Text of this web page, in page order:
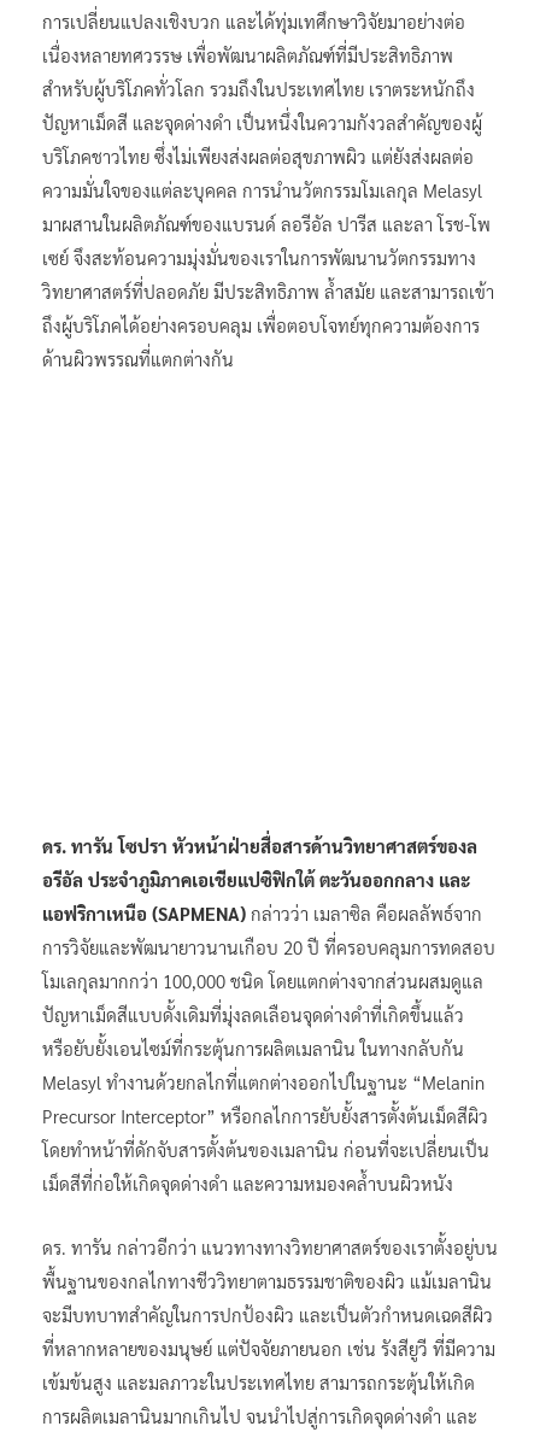
การเปลี่ยนแปลงเชิงบวก และได้ทุ่มเทศึกษาวิจัยมาอย่างต่อ
เนื่องหลายทศวรรษ เพื่อพัฒนาผลิตภัณฑ์ที่มีประสิทธิภาพ
สำหรับผู้บริโภคทั่วโลก รวมถึงในประเทศไทย เราตระหนักถึง
ปัญหาเม็ดสี และจุดด่างดำ เป็นหนึ่งในความกังวลสำคัญของผู้
บริโภคชาวไทย ซึ่งไม่เพียงส่งผลต่อสุขภาพผิว แต่ยังส่งผลต่อ
ความมั่นใจของแต่ละบุคคล การนำนวัตกรรมโมเลกุล Melasyl
มาผสานในผลิตภัณฑ์ของแบรนด์ ลอรีอัล ปารีส และลา โรช-โพ
เซย์ จึงสะท้อนความมุ่งมั่นของเราในการพัฒนานวัตกรรมทาง
วิทยาศาสตร์ที่ปลอดภัย มีประสิทธิภาพ ล้ำสมัย และสามารถเข้า
ถึงผู้บริโภคได้อย่างครอบคลุม เพื่อตอบโจทย์ทุกความต้องการ
ด้านผิวพรรณที่แตกต่างกัน
ดร. ทารัน โซปรา หัวหน้าฝ่ายสื่อสารด้านวิทยาศาสตร์ของล
อรีอัล ประจำภูมิภาคเอเชียแปซิฟิกใต้ ตะวันออกกลาง และ
แอฟริกาเหนือ (SAPMENA) กล่าวว่า เมลาซิล คือผลลัพธ์จาก
การวิจัยและพัฒนายาวนานเกือบ 20 ปี ที่ครอบคลุมการทดสอบ
โมเลกุลมากกว่า 100,000 ชนิด โดยแตกต่างจากส่วนผสมดูแล
ปัญหาเม็ดสีแบบดั้งเดิมที่มุ่งลดเลือนจุดด่างดำที่เกิดขึ้นแล้ว
หรือยับยั้งเอนไซม์ที่กระตุ้นการผลิตเมลานิน ในทางกลับกัน
Melasyl ทำงานด้วยกลไกที่แตกต่างออกไปในฐานะ “Melanin
Precursor Interceptor” หรือกลไกการยับยั้งสารตั้งต้นเม็ดสีผิว
โดยทำหน้าที่ดักจับสารตั้งต้นของเมลานิน ก่อนที่จะเปลี่ยนเป็น
เม็ดสีที่ก่อให้เกิดจุดด่างดำ และความหมองคล้ำบนผิวหนัง
ดร. ทารัน กล่าวอีกว่า แนวทางทางวิทยาศาสตร์ของเราตั้งอยู่บน
พื้นฐานของกลไกทางชีววิทยาตามธรรมชาติของผิว แม้เมลานิน
จะมีบทบาทสำคัญในการปกป้องผิว และเป็นตัวกำหนดเฉดสีผิว
ที่หลากหลายของมนุษย์ แต่ปัจจัยภายนอก เช่น รังสียูวี ที่มีความ
เข้มข้นสูง และมลภาวะในประเทศไทย สามารถกระตุ้นให้เกิด
การผลิตเมลานินมากเกินไป จนนำไปสู่การเกิดจุดด่างดำ และ